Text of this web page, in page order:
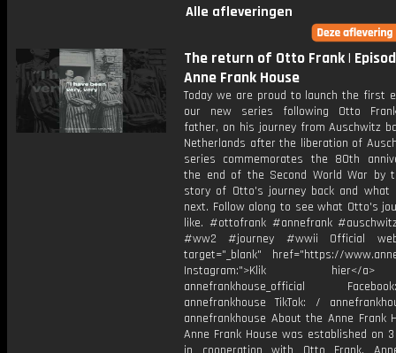
Alle afleveringen
The return of Otto Frank |
Anne Frank House
Today we are proud to launch the first
our new series following Otto
father, on his journey from Auschwitz
Netherlands after the liberation of
series commemorates the 80th
the end of the Second World War by
story of Otto's journey back and what
next. Follow along to see what Otto's
like. #ottofrank #annefrank
#ww2 #journey #wwii Official
target="_blank" href="https://
Instagram:">Klik
annefrankhouse_official
annefrankhouse TikTok: /
annefrankhouse About the Anne Frank
Anne Frank House was established on 3